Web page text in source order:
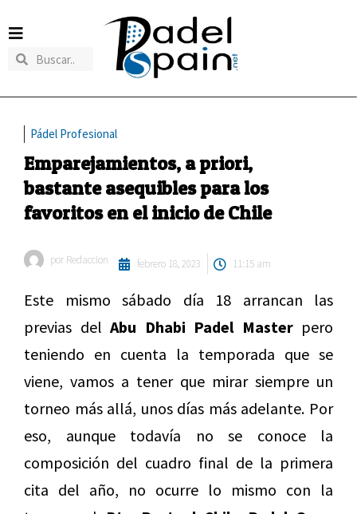
Pádel Profesional
Emparejamientos, a priori,
bastante asequibles para los
favoritos en el inicio de Chile
por Redaccion febrero 18, 2023 11:15 am
Este mismo sábado día 18 arrancan las
previas del Abu Dhabi Padel Masterpero
teniendo en cuenta la temporada que se
viene, vamos a tener que mirar siempre un
torneo más allá, unos días más adelante. Por
eso, aunque todavía no se conoce la
composición del cuadro final de la primera
cita del año, no ocurre lo mismo con la